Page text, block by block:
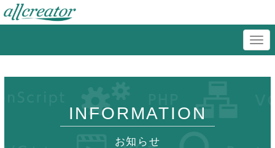
INFORMATION
お知らせ